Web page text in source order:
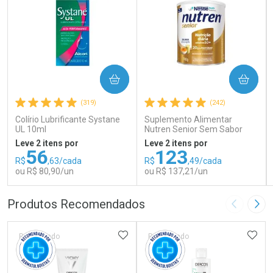
(319)
Colírio Lubrificante Systane
UL 10ml
Leve 2 itens por
R$56,63/cada
ou R$ 80,90/un
COMPRAR
FECHAR
FECHAR
Por Menos
(242)
Suplemento Alimentar
Nutren Senior Sem Sabor
740g
Leve 2 itens por
R$123,49/cada
ou R$ 137,21/un
COMPRAR
Por Menos
Produtos Recomendados Imagem
Patrocinado ADICIONAR AOS FAVORITOS
Patrocinado